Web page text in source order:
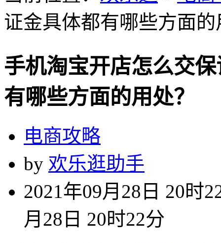
证金具体都有哪些方面的
手机淘宝开店怎么交
有哪些方面的用处？
电商攻略
by 欢乐逛助手
2021年09月28日 20时
月28日 20时22分